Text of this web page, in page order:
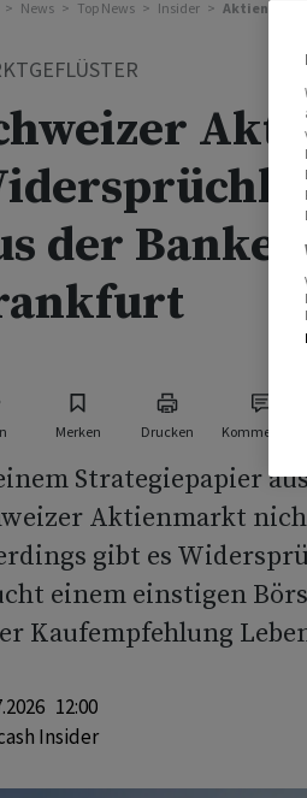
News Top News Insider Aktien
der
Merken Drucken Kommentare
Strategiepapier
Aktienmarkt
gibt es
einem einstigen
Kaufempfehlung
12:00
Insider